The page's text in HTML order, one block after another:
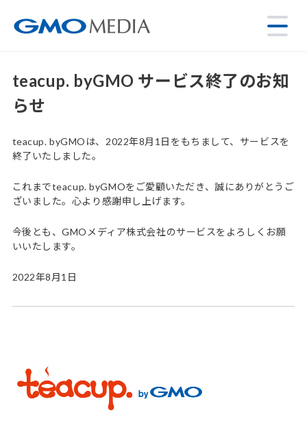
teacup. byGMO サービス終了のお知
らせ
teacup. byGMOは、2022年8月1日をもちまして、サービスを
終了いたしました。
これまでteacup. byGMOをご愛顧いただき、誠にありがとうご
ざいました。心より感謝申し上げます。
今後とも、GMOメディア株式会社のサービスをよろしくお願
いいたします。
2022年8月1日